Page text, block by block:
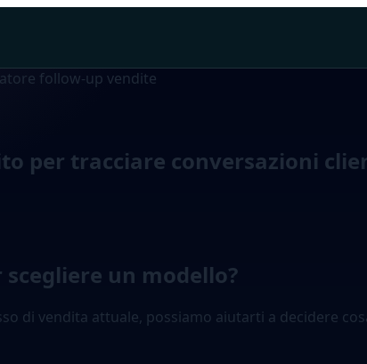
follow-up vendite
per tracciare conversazioni
un modello?
di vendita attuale, possiamo aiutarti a decidere